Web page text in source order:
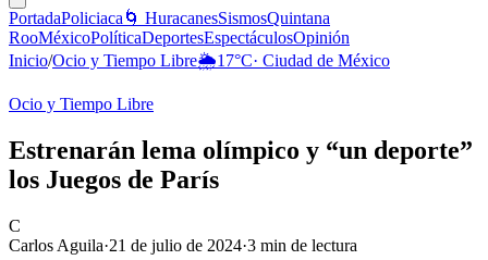
PortadaPoliciaca 🌀 HuracanesSismosQuintana
RooMéxicoPolíticaDeportesEspectáculosOpinión
Inicio/Ocio y Tiempo Libre🌦️17°C· Ciudad de México
Ocio y Tiempo Libre
Estrenarán lema olímpico y “un deporte”
los Juegos de París
C
Carlos Aguila·21 de julio de 2024·3 min de lectura